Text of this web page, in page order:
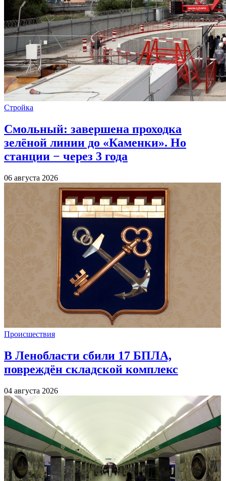
Стройка
Смольный: завершена проходка
зелёной линии до «Каменки». Но
станции − через 3 года
06 августа 2026
Происшествия
В Ленобласти сбили 17 БПЛА,
повреждён складской комплекс
04 августа 2026